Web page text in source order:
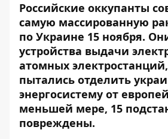
Российские оккупанты
самую массированную
по Украине 15 ноября.
устройства выдачи
атомных
пытались отделить
энергосистему от
меньшей мере, 15
повреждены.